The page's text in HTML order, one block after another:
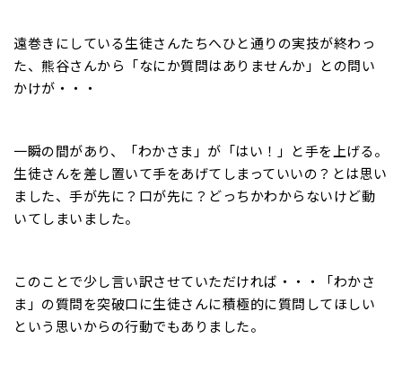
遠巻きにしている生徒さんたちへひと通りの実技が終わっ
た、熊谷さんから「なにか質問はありませんか」との問い
かけが・・・
一瞬の間があり、「わかさま」が「はい！」と手を上げる。
生徒さんを差し置いて手をあげてしまっていいの？とは思い
ました、手が先に？口が先に？どっちかわからないけど動
いてしまいました。
このことで少し言い訳させていただければ・・・「わかさ
ま」の質問を突破口に生徒さんに積極的に質問してほしい
という思いからの行動でもありました。